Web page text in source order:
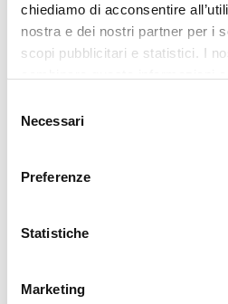
chiediamo di acconsentire
nostra e dei nostri partner per i
scopi pubblicitari e statistici. I
delNecessari
Preferenze
Statistiche
Marketing